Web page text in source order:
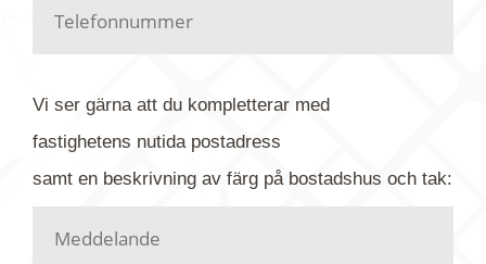
Har du kanske en urblekt flygbild ber vi dig titta på
kontaktar dig så fort vi kan, givetvis utan
Vi ser gärna att du kompletterar med
fastighetens nutidapostadress
samt en beskrivning av färg på bostadshus och tak: